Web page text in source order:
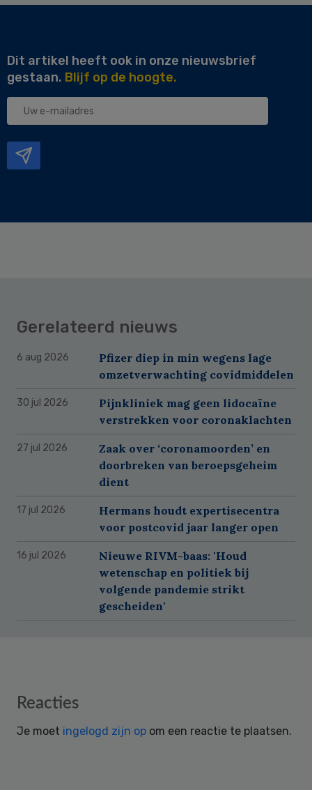
Dit artikel heeft ook in onze nieuwsbrief
gestaan. Blijf op de hoogte.
Uw
Gerelateerd nieuws
6 aug 2026
Pfizer diep in min wegens lage
omzetverwachting covidmiddelen
30 jul 2026
Pijnkliniek mag geen lidocaïne
verstrekken voor coronaklachten
27 jul 2026
Zaak over ‘coronamoorden’ en
doorbreken van beroepsgeheim
dient
17 jul 2026
Hermans houdt expertisecentra
voor postcovid jaar langer open
16 jul 2026
Nieuwe RIVM-baas: 'Houd
wetenschap en politiek bij
volgende pandemie strikt
gescheiden'
Reader
Reacties
Je moet ingelogd zijn op om een reactie te plaatsen.